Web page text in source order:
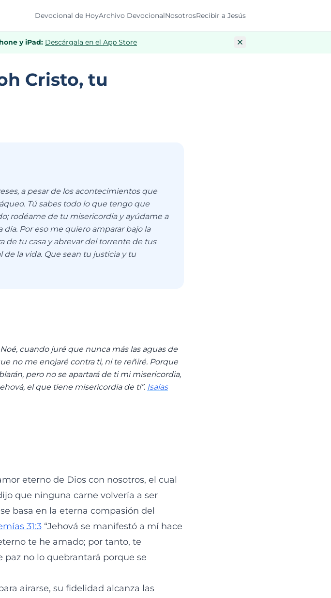
Devocional de HoyArchivo DevocionalNosotrosRecibir a Jesús
y iPad: Descárgala en el App Store
Cristo, tu
a pesar de los acontecimientos que
Tú sabes todo lo que tengo que
rodéame de tu misericordia y ayúdame a
Por eso me quiero amparar bajo la
de tu casa y abrevar del torrente de tus
la vida. Que sean tu justicia y tu
cuando juré que nunca más las aguas de
no me enojaré contra ti, ni te reñiré. Porque
pero no se apartará de ti mi misericordia,
el que tiene misericordia de ti”. Isaías
eterno de Dios con nosotros, el cual
que ninguna carne volvería a ser
basa en la eterna compasión del
31:3 “Jehová se manifestó a mí hace
te he amado; por tanto, te
paz no lo quebrantará porque se
airarse, su fidelidad alcanza las